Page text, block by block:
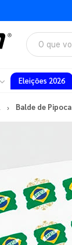
Eleições 2026
Balde de